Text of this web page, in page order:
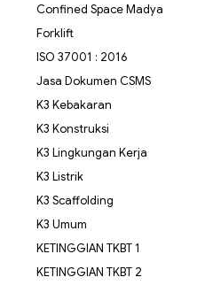
Confined Space Madya
Forklift
ISO 37001 : 2016
Jasa Dokumen CSMS
K3 Kebakaran
K3 Konstruksi
K3 Lingkungan Kerja
K3 Listrik
K3 Scaffolding
K3 Umum
KETINGGIAN TKBT 1
KETINGGIAN TKBT 2